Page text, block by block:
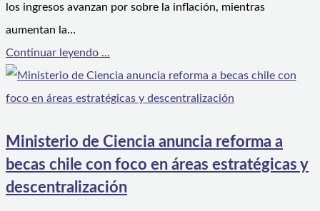
los ingresos avanzan por sobre la inflación, mientras
aumentan la…
Continuar leyendo ...
Ministerio de Ciencia anuncia reforma a
becas chile con foco en áreas estratégicas y
descentralización